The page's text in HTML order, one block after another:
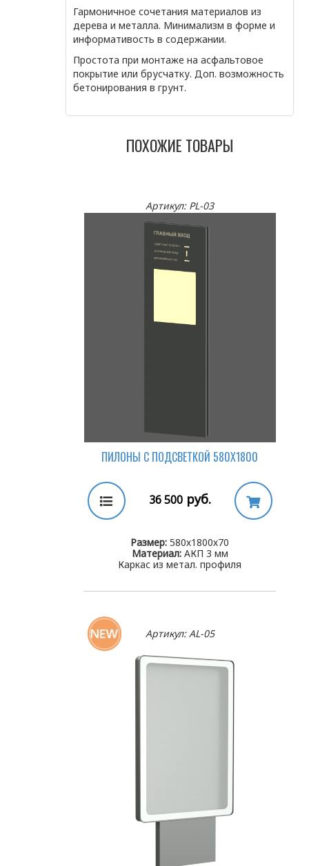
Гармоничное сочетания материалов из
дерева и металла. Минимализм в форме и
информативость в содержании.
Простота при монтаже на асфальтовое
покрытие или брусчатку. Доп. возможность
бетонирования в грунт.
ПОХОЖИЕ ТОВАРЫ
Артикул: PL-03
ПИЛОНЫ С ПОДСВЕТКОЙ 580Х1800
36 500руб.
Размер: 580х1800х70
Материал:АКП 3 мм
Каркас из метал. профиля
Артикул: AL-05